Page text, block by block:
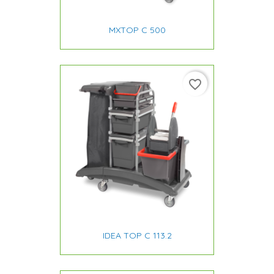
MXTOP C 500
IDEA TOP C 113.2
favorite_border